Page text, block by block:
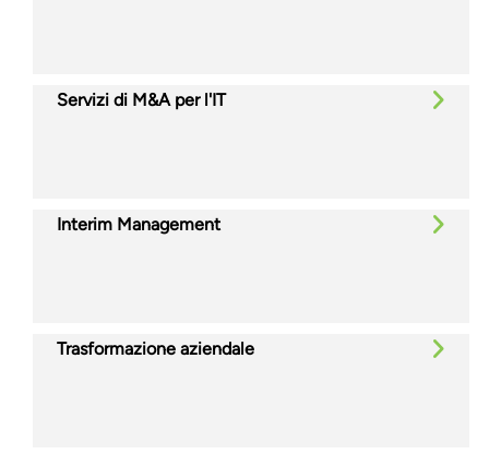
Servizi di M&A per l'IT
Interim Management
Trasformazione aziendale